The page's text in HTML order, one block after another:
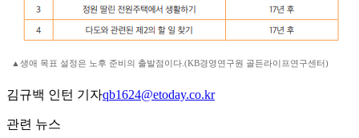
▲생애 목표 설정은 노후 준비의 출발점이다.(KB경영연구원 골든라이프연구센터)
김규백 인턴 기자qb1624@etoday.co.kr
관련 뉴스